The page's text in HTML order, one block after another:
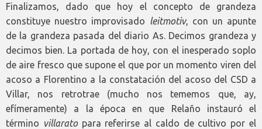
Finalizamos, dado que hoy el concepto de grandeza
constituye nuestro improvisado leitmotiv, con un apunte
de la grandeza pasada del diario As. Decimos grandeza y
decimos bien. La portada de hoy, con el inesperado soplo
de aire fresco que supone el que por un momento viren del
acoso a Florentino a la constatación del acoso del CSD a
Villar, nos retrotrae (mucho nos tememos que, ay,
efímeramente) a la época en que Relaño instauró el
término villaratopara referirse al caldo de cultivo por el